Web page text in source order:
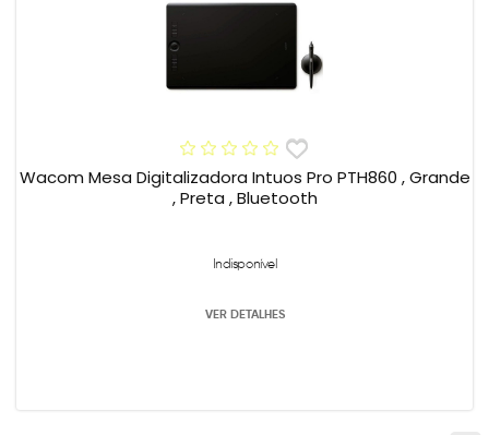
Wacom Mesa Digitalizadora Intuos Pro PTH860 , Grande
, Preta , Bluetooth
Indisponível
VER DETALHES